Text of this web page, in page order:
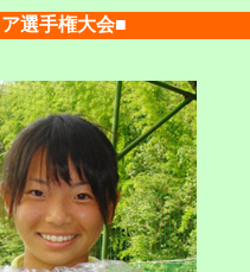
選手権大会■